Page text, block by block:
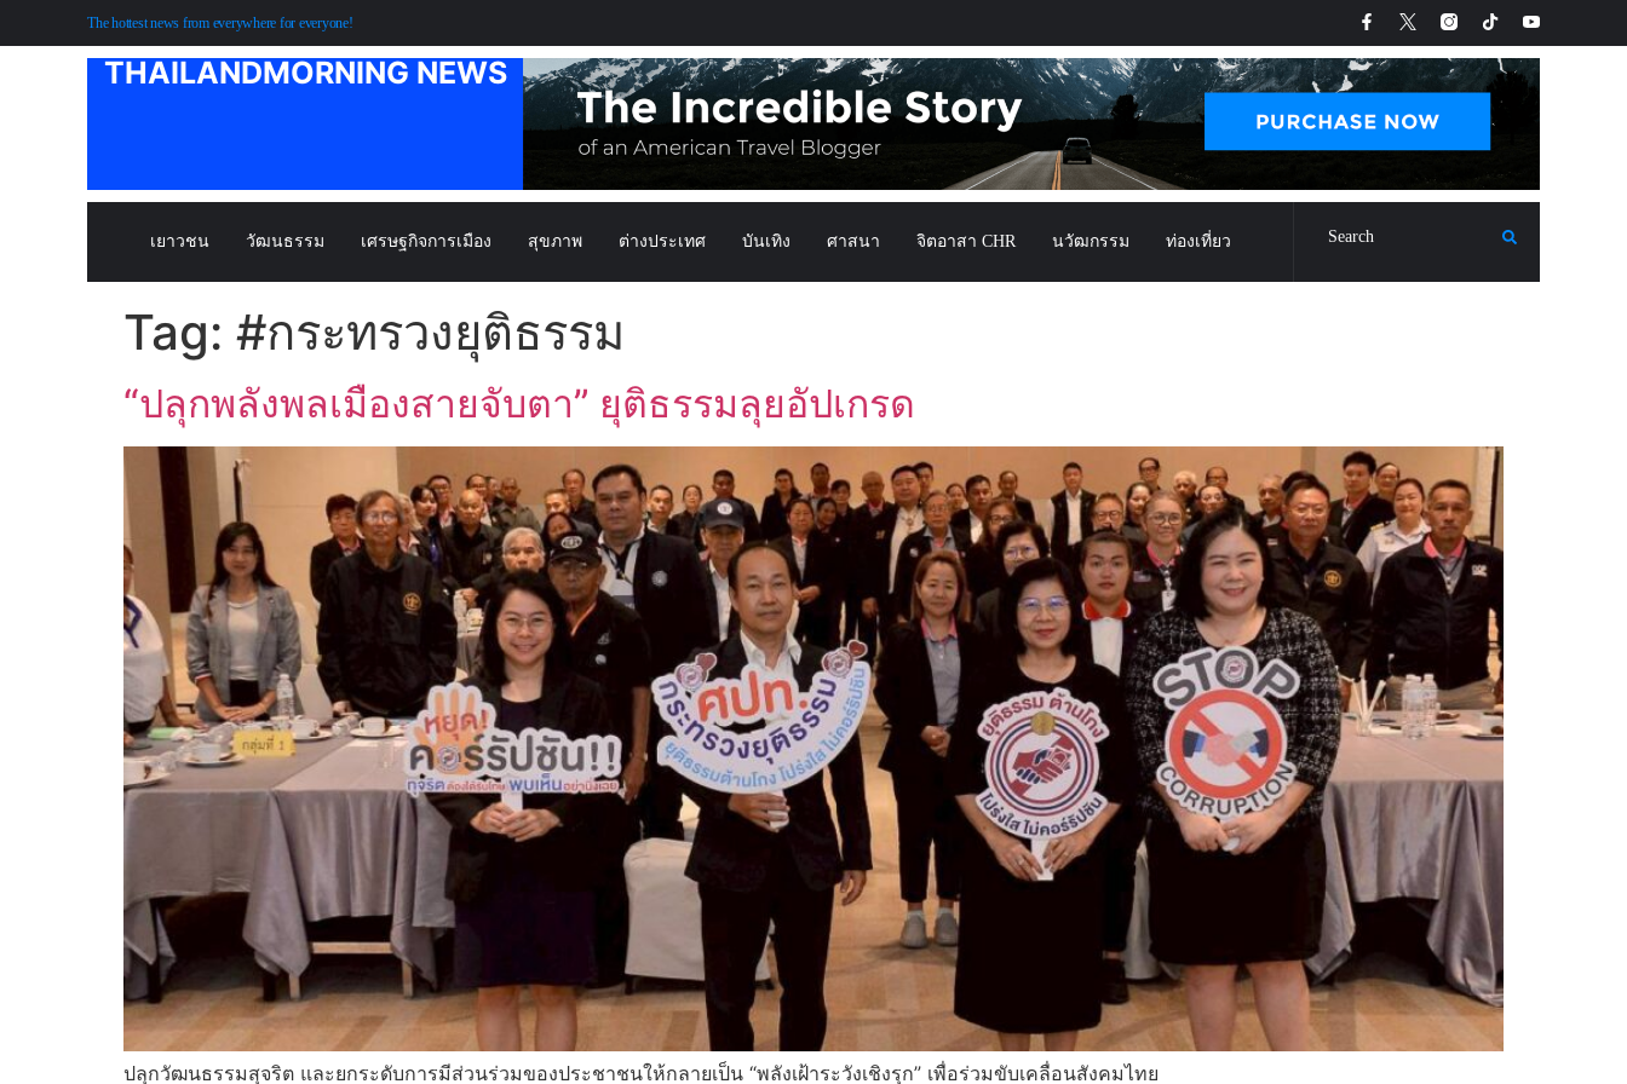
The hottest news from everywhere for everyone!
THAILANDMORNING NEWS
เยาวชน วัฒนธรรม เศรษฐกิจการเมือง สุขภาพ ต่างประเทศ บันเทิง ศาสนา จิตอาสา CHR นวัฒกรรม ท่องเที่ยว
Tag: #กระทรวงยุติธรรม
“ปลุกพลังพลเมืองสายจับตา” ยุติธรรมลุยอัปเกรด
ปลุกวัฒนธรรมสุจริต และยกระดับการมีส่วนร่วมของประชาชนให้กลายเป็น “พลังเฝ้าระวังเชิงรุก” เพื่อร่วมขับเคลื่อนสังคมไทย